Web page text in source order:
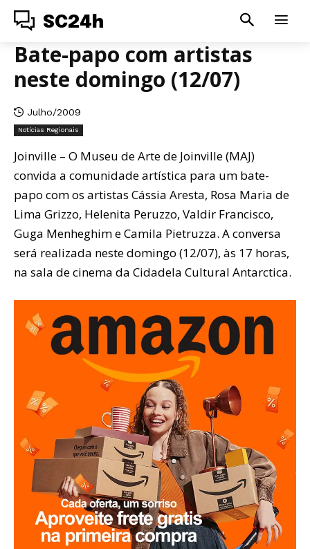
SC24h
Bate-papo com artistas
neste domingo (12/07)
Julho/2009
Notícias Regionais
Joinville – O Museu de Arte de Joinville (MAJ)
convida a comunidade artística para um bate-
papo com os artistas Cássia Aresta, Rosa Maria de
Lima Grizzo, Helenita Peruzzo, Valdir Francisco,
Guga Menheghim e Camila Pietruzza. A conversa
será realizada neste domingo (12/07), às 17 horas,
na sala de cinema da Cidadela Cultural Antarctica.